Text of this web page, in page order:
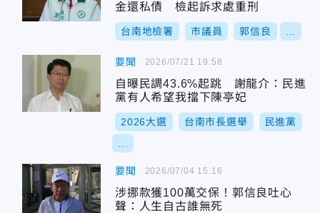
金還私債 檢起訴求處重刑
台南地檢署 市議員 郭信良
要聞
自曝民調43.6%起跳 謝龍介：民進
黨有人希望我擋下陳亭妃
2026大選 台南市長選舉 民進黨
2026/07/21 19:58
要聞
涉挪款獲100萬交保！郭信良吐心
聲：人生自古誰無死
2026/07/04 15:16